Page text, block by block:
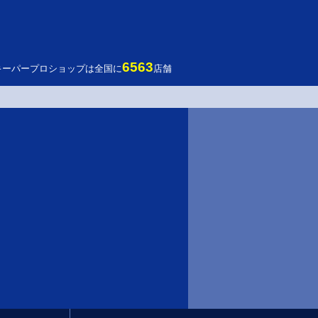
ーパープロショップは全国に6563店舗